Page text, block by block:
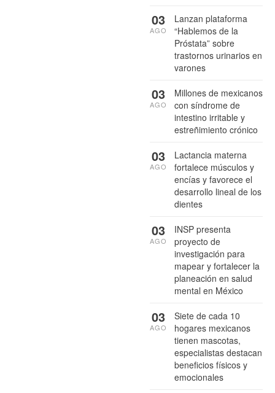
Lanzan plataforma
“Hablemos de la
Próstata” sobre
trastornos urinarios en
varones
03
AGO
Millones de mexicanos
con síndrome de
intestino irritable y
estreñimiento crónico
03
AGO
Lactancia materna
fortalece músculos y
encías y favorece el
desarrollo lineal de los
dientes
03
AGO
INSP presenta
proyecto de
investigación para
mapear y fortalecer la
planeación en salud
mental en México
03
AGO
Siete de cada 10
hogares mexicanos
tienen mascotas,
especialistas destacan
beneficios físicos y
emocionales
03
AGO